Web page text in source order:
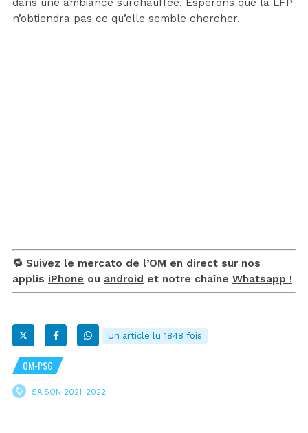
dans une ambiance surchauffée. Espérons que la LFP
n’obtiendra pas ce qu’elle semble chercher.
🔁 Suivez le mercato de l’OM en direct sur nos
applis iPhone ou android et notre chaîne Whatsapp !
Un article lu 1848 fois
OM-PSG
SAISON 2021-2022